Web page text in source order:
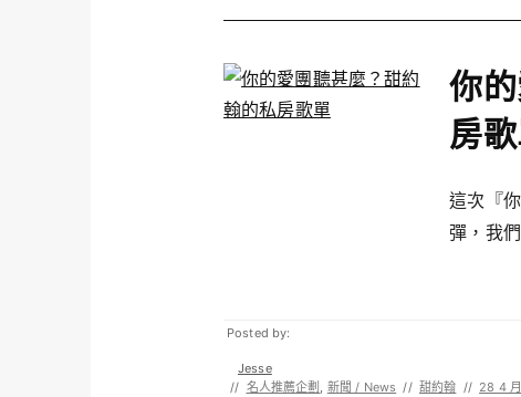
你
房
這次『
彈，我
Posted by:
Jesse
// 名人推薦企劃 , 新聞 / News // 甜約翰 // 28 4